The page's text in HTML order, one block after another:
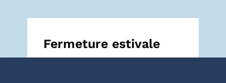
Fermeture estivale